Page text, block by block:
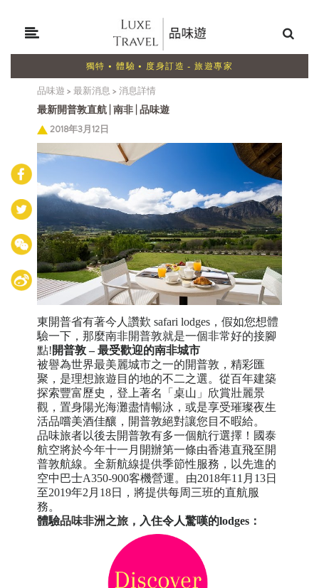
獨特 • 體驗 • 度身訂造 - 旅遊專家
品味遊 >最新消息 >消息詳情
最新開普敦直航 | 南非 | 品味遊
2018年3月12日
東開普省有著今人讚歎 safari lodges，假如您想體
驗一下，那麼南非開普敦就是一個非常好的接腳
點!開普敦 – 最受歡迎的南非城市
被譽為世界最美麗城市之一的開普敦，精彩匯
聚，是理想旅遊目的地的不二之選。從百年建築
探索豐富歷史，登上著名「桌山」欣賞壯麗景
觀，置身陽光海灘盡情暢泳，或是享受璀璨夜生
活品嚐美酒佳釀，開普敦絕對讓您目不暇給。
品味旅者以後去開普敦有多一個航行選擇！國泰
航空將於今年十一月開辦第一條由香港直飛至開
普敦航線。全新航線提供季節性服務，以先進的
空中巴士A350-900客機營運。由2018年11月13日
至2019年2月18日，將提供每周三班的直航服
務。
體驗品味非洲之旅 ，入住令人驚嘆的lodges：